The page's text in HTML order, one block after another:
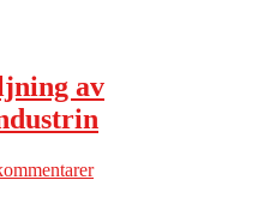
av